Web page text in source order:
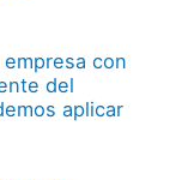
con
del
aplicar